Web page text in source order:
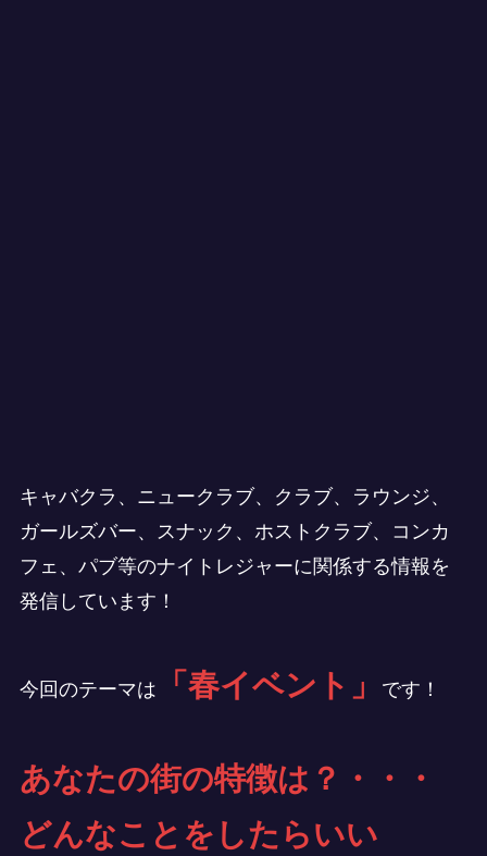
キャバクラ、ニュークラブ、クラブ、ラウンジ、
ガールズバー、スナック、ホストクラブ、コンカ
フェ、パブ等のナイトレジャーに関係する情報を
発信しています！
今回のテーマは 「春イベント」 です！
あなたの街の特徴は？・・・
どんなことをしたらいい